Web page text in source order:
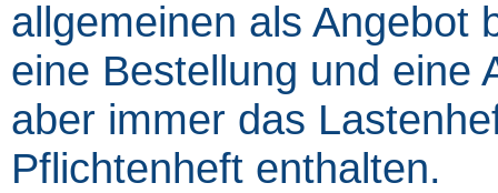
allgemeinen als Angebot
eine Bestellung und eine
aber immer das
Pflichtenheft enthalten.